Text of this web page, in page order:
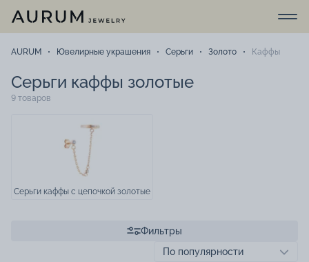
AURUM Ювелирные украшения Серьги Золото Каффы
Серьги каффы золотые
9 товаров
Фильтры
Серьги каффы с цепочкой золотые